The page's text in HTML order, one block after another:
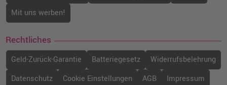
Mit uns werben!
Rechtliches
Geld-Zurück-Garantie Batteriegesetz
Widerrufsbelehrung
Datenschutz
Cookie Einstellungen AGB Impressum